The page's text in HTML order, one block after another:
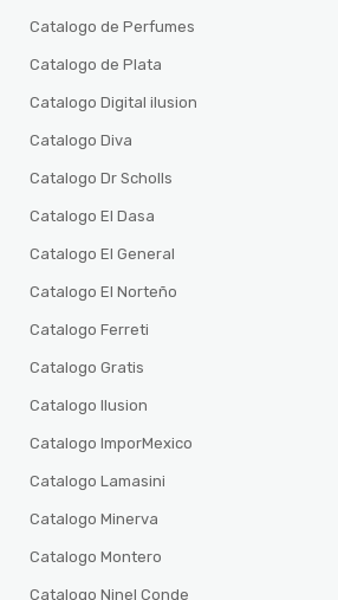
Catalogo de Perfumes
Catalogo de Plata
Catalogo Digital ilusion
Catalogo Diva
Catalogo Dr Scholls
Catalogo El Dasa
Catalogo El General
Catalogo El Norteño
Catalogo Ferreti
Catalogo Gratis
Catalogo Ilusion
Catalogo ImporMexico
Catalogo Lamasini
Catalogo Minerva
Catalogo Montero
Catalogo Ninel Conde